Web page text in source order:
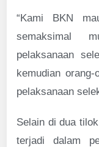
“Kami BKN
semaksimal
pelaksanaan
kemudian
pelaksanaan
Selain di dua
terjadi dalam